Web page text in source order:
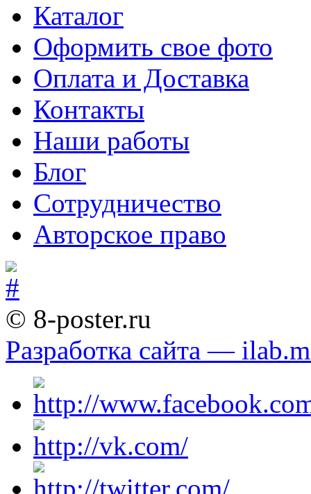
Каталог
Оформить свое фото
Оплата и Доставка
Контакты
Наши работы
Блог
Сотрудничество
Авторское право
© 8-poster.ru
Разработка сайта —